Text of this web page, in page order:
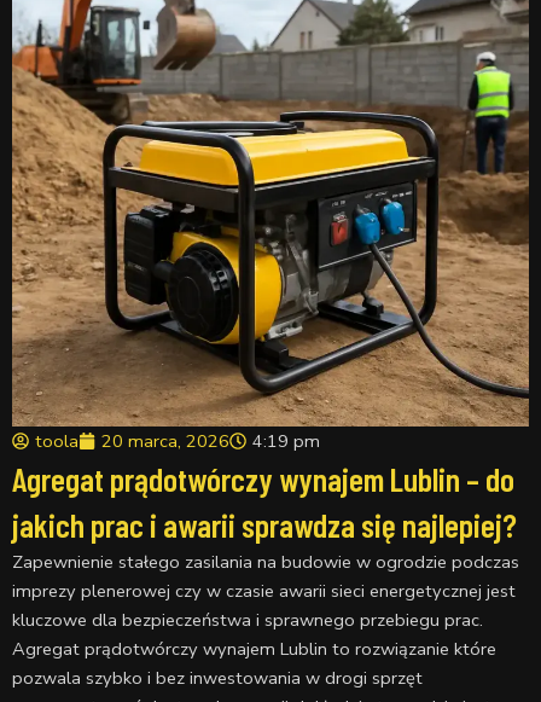
toola 20 marca, 2026 4:19 pm
Agregat prądotwórczy wynajem Lublin – do
jakich prac i awarii sprawdza się najlepiej?
Zapewnienie stałego zasilania na budowie w ogrodzie podczas
imprezy plenerowej czy w czasie awarii sieci energetycznej jest
kluczowe dla bezpieczeństwa i sprawnego przebiegu prac.
Agregat prądotwórczy wynajem Lublin to rozwiązanie które
pozwala szybko i bez inwestowania w drogi sprzęt